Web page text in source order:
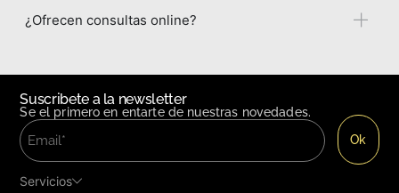
¿Ofrecen consultas online?
Suscribete a la newsletter
Se el primero en entarte de nuestras novedades.
Servicios